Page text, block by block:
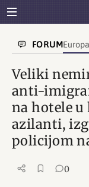
FORUMEuropa
Veliki
anti-
na hotele
azilanti,
policijom
0